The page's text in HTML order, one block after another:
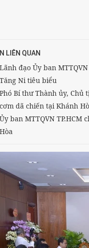
LIÊN QUAN
Lãnh đạo Ủy ban
Tăng Ni tiêu biểu
Phó Bí thư Thành ủy, Chủ
cơm dã chiến tại Khánh
Ủy ban MTTQVN
Hòa